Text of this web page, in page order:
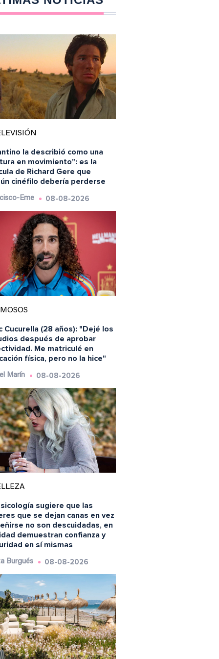
la describió como una
en movimiento": es la
de Richard Gere que
cinéfilo debería perderse
Eme 08-08-2026
Cucurella (28 años): "Dejé los
después de aprobar
Me matriculé en
física, pero no la hice"
Marín 08-08-2026
sugiere que las
que se dejan canas en vez
no son descuidadas, en
demuestran confianza y
en sí mismas
Burgués 08-08-2026